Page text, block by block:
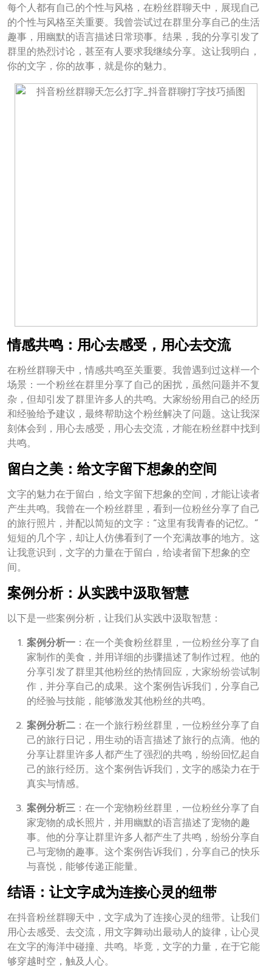
每个人都有自己的个性与风格，在粉丝群聊天中，展现自己
的个性与风格至关重要。我曾尝试过在群里分享自己的生活
趣事，用幽默的语言描述日常琐事。结果，我的分享引发了
群里的热烈讨论，甚至有人要求我继续分享。这让我明白，
你的文字，你的故事，就是你的魅力。
情感共鸣：用心去感受，用心去交流
在粉丝群聊天中，情感共鸣至关重要。我曾遇到过这样一个
场景：一个粉丝在群里分享了自己的困扰，虽然问题并不复
杂，但却引发了群里许多人的共鸣。大家纷纷用自己的经历
和经验给予建议，最终帮助这个粉丝解决了问题。这让我深
刻体会到，用心去感受，用心去交流，才能在粉丝群中找到
共鸣。
留白之美：给文字留下想象的空间
文字的魅力在于留白，给文字留下想象的空间，才能让读者
产生共鸣。我曾在一个粉丝群里，看到一位粉丝分享了自己
的旅行照片，并配以简短的文字：“这里有我青春的记忆。”
短短的几个字，却让人仿佛看到了一个充满故事的地方。这
让我意识到，文字的力量在于留白，给读者留下想象的空
间。
案例分析：从实践中汲取智慧
以下是一些案例分析，让我们从实践中汲取智慧：
案例分析一 ：在一个美食粉丝群里，一位粉丝分享了自
家制作的美食，并用详细的步骤描述了制作过程。他的
分享引发了群里其他粉丝的热情回应，大家纷纷尝试制
作，并分享自己的成果。这个案例告诉我们，分享自己
的经验与技能，能够激发其他粉丝的共鸣。
案例分析二 ：在一个旅行粉丝群里，一位粉丝分享了自
己的旅行日记，用生动的语言描述了旅行的点滴。他的
分享让群里许多人都产生了强烈的共鸣，纷纷回忆起自
己的旅行经历。这个案例告诉我们，文字的感染力在于
真实与情感。
案例分析三 ：在一个宠物粉丝群里，一位粉丝分享了自
家宠物的成长照片，并用幽默的语言描述了宠物的趣
事。他的分享让群里许多人都产生了共鸣，纷纷分享自
己与宠物的趣事。这个案例告诉我们，分享自己的快乐
与喜悦，能够传递正能量。
结语：让文字成为连接心灵的纽带
在抖音粉丝群聊天中，文字成为了连接心灵的纽带。让我们
用心去感受、去交流，用文字舞动出最动人的旋律，让心灵
在文字的海洋中碰撞、共鸣。毕竟，文字的力量，在于它能
够穿越时空，触及人心。